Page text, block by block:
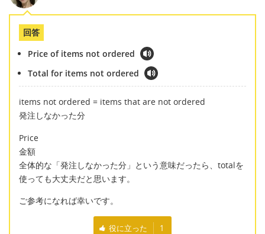
回答
Price of items not ordered
Total for items not ordered
items not ordered = items that are not ordered
発注しなかった分
Price
金額
全体的な「発注しなかった分」という意味だったら、totalを
使っても大丈夫だと思います。
ご参考になれば幸いです。
役に立った 1